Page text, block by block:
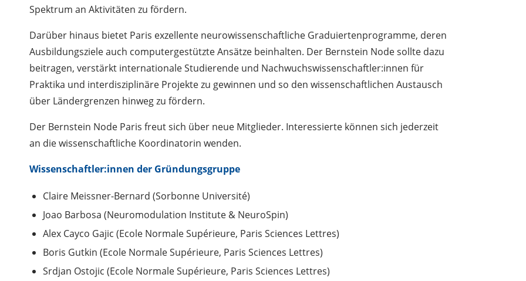
Spektrum an Aktivitäten zu fördern.
Darüber hinaus bietet Paris exzellente neurowissenschaftliche Graduiertenprogramme, deren
Ausbildungsziele auch computergestützte Ansätze beinhalten. Der Bernstein Node sollte dazu
beitragen, verstärkt internationale Studierende und Nachwuchswissenschaftler:innen für
Praktika und interdisziplinäre Projekte zu gewinnen und so den wissenschaftlichen Austausch
über Ländergrenzen hinweg zu fördern.
Der Bernstein Node Paris freut sich über neue Mitglieder. Interessierte können sich jederzeit
an die wissenschaftliche Koordinatorin wenden.
Wissenschaftler:innen der Gründungsgruppe
Claire Meissner-Bernard (Sorbonne Université)
Joao Barbosa (Neuromodulation Institute & NeuroSpin)
Alex Cayco Gajic (Ecole Normale Supérieure, Paris Sciences Lettres)
Boris Gutkin (Ecole Normale Supérieure, Paris Sciences Lettres)
Srdjan Ostojic (Ecole Normale Supérieure, Paris Sciences Lettres)